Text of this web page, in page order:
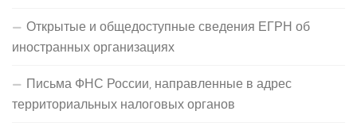
Открытые и общедоступные сведения ЕГРН об
иностранных организациях
Письма ФНС России, направленные в адрес
территориальных налоговых органов